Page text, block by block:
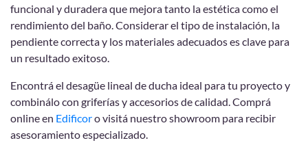
funcional y duradera que mejora tanto la estética como el
rendimiento del baño. Considerar el tipo de instalación, la
pendiente correcta y los materiales adecuados es clave para
un resultado exitoso.
Encontrá el desagüe lineal de ducha ideal para tu proyecto y
combinálo con griferías y accesorios de calidad. Comprá
online en Edificoro visitá nuestro showroom para recibir
asesoramiento especializado.